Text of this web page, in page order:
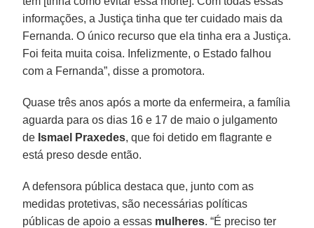
informações, a Justiça tinha que ter cuidado mais da
Fernanda. O único recurso que ela tinha era a Justiça.
Foi feita muita coisa. Infelizmente, o Estado falhou
com a Fernanda”, disse a promotora.
Quase três anos após a morte da enfermeira, a família
aguarda para os dias 16 e 17 de maio o julgamento
de Ismael Praxedes, que foi detido em flagrante e
está preso desde então.
A defensora pública destaca que, junto com as
medidas protetivas, são necessárias políticas
públicas de apoio a essas mulheres. “É preciso ter